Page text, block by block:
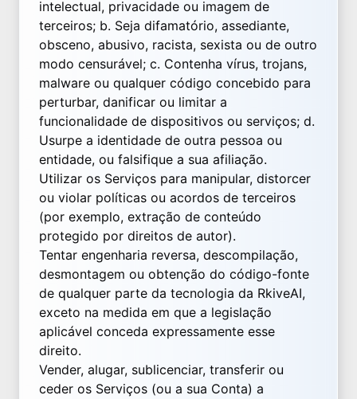
intelectual, privacidade ou imagem de
terceiros; b. Seja difamatório, assediante,
obsceno, abusivo, racista, sexista ou de outro
modo censurável; c. Contenha vírus, trojans,
malware ou qualquer código concebido para
perturbar, danificar ou limitar a
funcionalidade de dispositivos ou serviços; d.
Usurpe a identidade de outra pessoa ou
entidade, ou falsifique a sua afiliação.
Utilizar os Serviços para manipular, distorcer
ou violar políticas ou acordos de terceiros
(por exemplo, extração de conteúdo
protegido por direitos de autor).
Tentar engenharia reversa, descompilação,
desmontagem ou obtenção do código-fonte
de qualquer parte da tecnologia da RkiveAI,
exceto na medida em que a legislação
aplicável conceda expressamente esse
direito.
Vender, alugar, sublicenciar, transferir ou
ceder os Serviços (ou a sua Conta) a